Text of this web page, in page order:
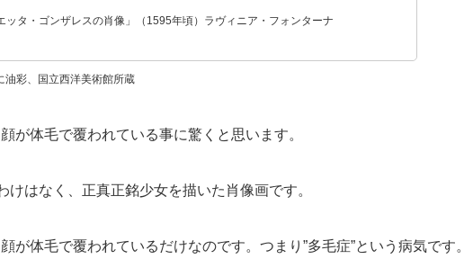
ッタ・ゴンザレスの肖像」（1595年頃）ラヴィニア・フォンターナ
油彩、国立西洋美術館所蔵
が体毛で覆われている事に驚くと思います。
けはなく、正真正銘少女を描いた肖像画です。
が体毛で覆われているだけなのです。つまり”多毛症”という病気です。